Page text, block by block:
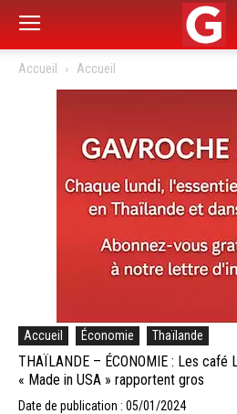
Accueil Accueil
Accueil Économie Thaïlande
THAÏLANDE – ÉCONOMIE : Les
« Made in USA » rapportent gros
Date de publication : 05/01/2024